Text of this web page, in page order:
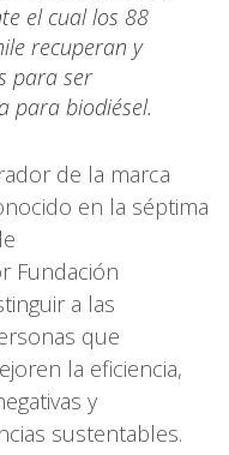
el cual los 88
recuperan y
para ser
para biodiésel.
de la marca
en la séptima
Fundación
a las
que
la eficiencia,
y
sustentables.